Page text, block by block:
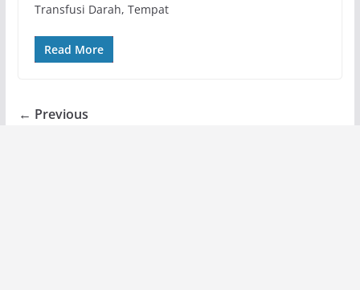
Transfusi Darah, Tempat
Read More
← Previous